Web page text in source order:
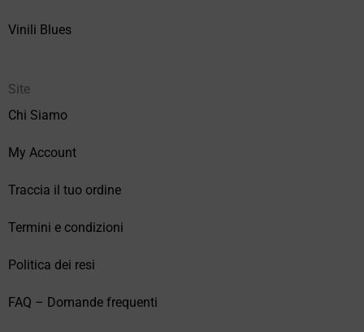
Vinili Blues
Site
Chi Siamo
My Account
Traccia il tuo ordine
Termini e condizioni
Politica dei resi
FAQ – Domande frequenti